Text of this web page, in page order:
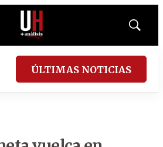
Mostrar
ÚLTIMAS NOTICIAS